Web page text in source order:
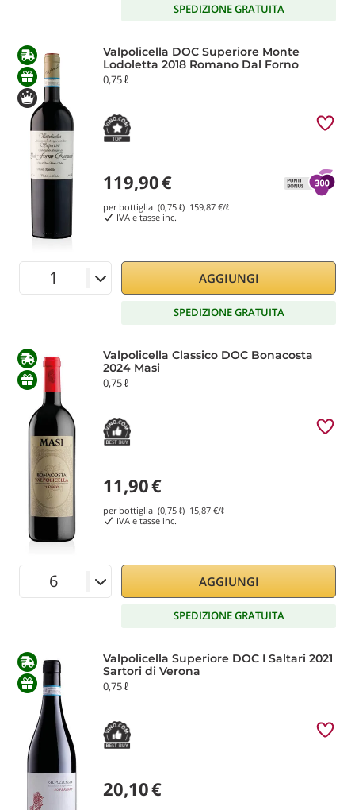
SPEDIZIONE GRATUITA
Valpolicella DOC Superiore Monte
Lodoletta 2018 Romano Dal Forno
0,75 ℓ
119,90€
per bottiglia (0,75 ℓ) 159,87 €/ℓ
IVA e tasse inc.
AGGIUNGI
SPEDIZIONE GRATUITA
Valpolicella Classico DOC Bonacosta
2024 Masi
0,75 ℓ
11,90€
per bottiglia (0,75 ℓ) 15,87 €/ℓ
IVA e tasse inc.
AGGIUNGI
SPEDIZIONE GRATUITA
Valpolicella Superiore DOC I Saltari 2021
Sartori di Verona
0,75 ℓ
20,10€